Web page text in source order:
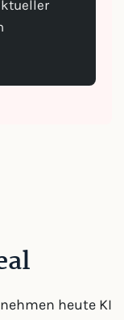
heute KI